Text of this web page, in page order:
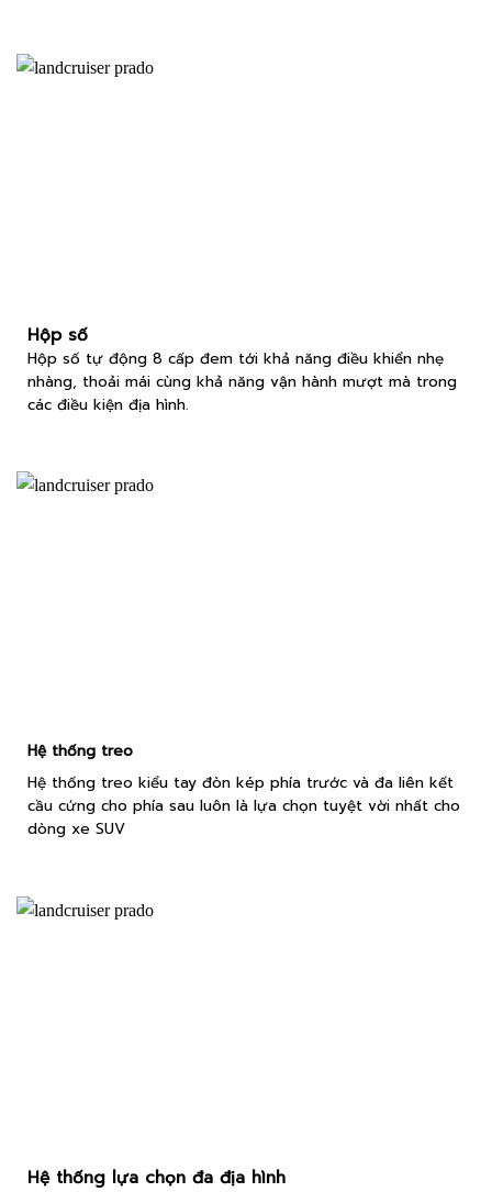
Hộp số
Hộp số tự động 8 cấp đem tới khả năng điều khiển nhẹ
nhàng, thoải mái cùng khả năng vận hành mượt mà trong
các điều kiện địa hình.
Hệ thống treo
Hệ thống treo kiểu tay đòn kép phía trước và đa liên kết
cầu cứng cho phía sau luôn là lựa chọn tuyệt vời nhất cho
dòng xe SUV
Hệ thống lựa chọn đa địa hình